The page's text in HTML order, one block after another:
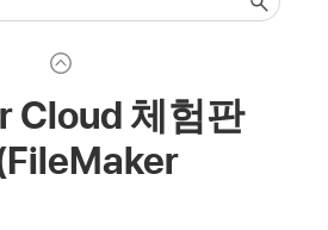
Cloud 체험판